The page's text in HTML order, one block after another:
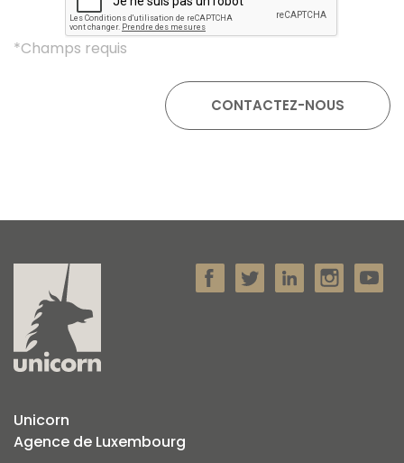
*Champs requis
Unicorn
Agence de Luxembourg